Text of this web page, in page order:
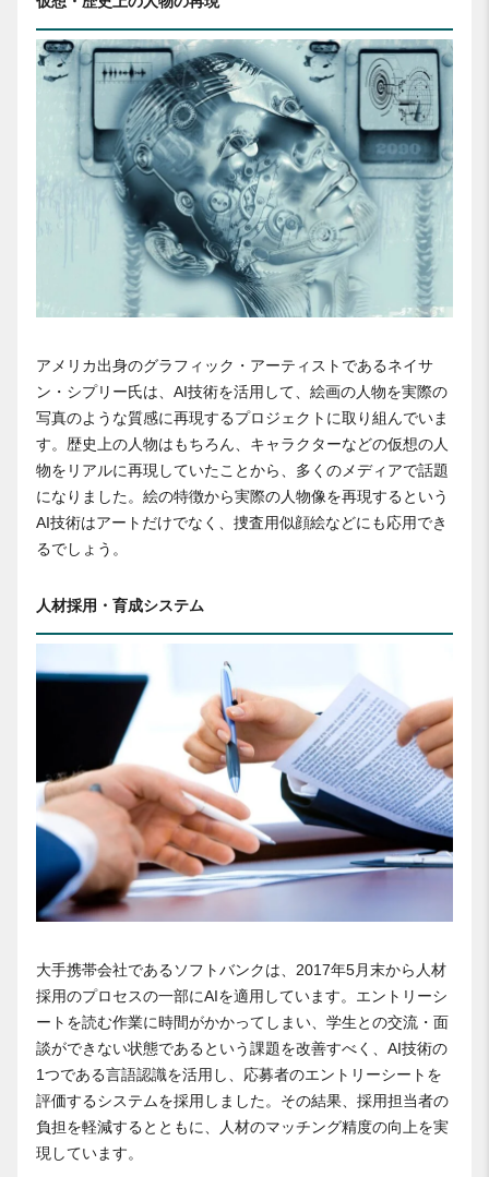
アメリカ出身のグラフィック・アーティストであるネイサ
ン・シプリー氏は、AI技術を活用して、絵画の人物を実際の
写真のような質感に再現するプロジェクトに取り組んでいま
す。歴史上の人物はもちろん、キャラクターなどの仮想の人
物をリアルに再現していたことから、多くのメディアで話題
になりました。絵の特徴から実際の人物像を再現するという
AI技術はアートだけでなく、捜査用似顔絵などにも応用でき
るでしょう。
人材採用・育成システム
大手携帯会社であるソフトバンクは、2017年5月末から人材
採用のプロセスの一部にAIを適用しています。エントリーシ
ートを読む作業に時間がかかってしまい、学生との交流・面
談ができない状態であるという課題を改善すべく、AI技術の
1つである言語認識を活用し、応募者のエントリーシートを
評価するシステムを採用しました。その結果、採用担当者の
負担を軽減するとともに、人材のマッチング精度の向上を実
現しています。